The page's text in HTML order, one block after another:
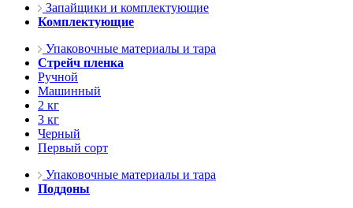
Запайщики и комплектующие
Комплектующие
Упаковочные материалы и тара
Стрейч пленка
Ручной
Машинный
2 кг
3 кг
Черный
Первый сорт
Упаковочные материалы и тара
Поддоны